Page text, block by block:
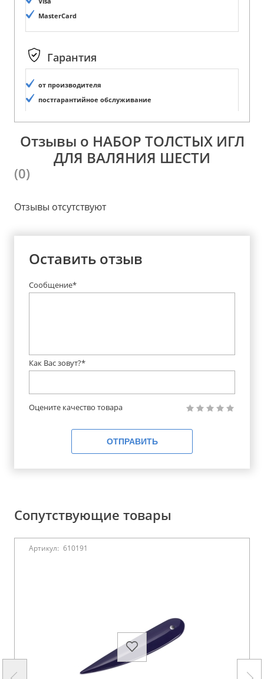
MasterCard
Гарантия
от производителя
постгарантийное обслуживание
Отзывы о НАБОР ТОЛСТЫХ ИГЛ
ДЛЯ ВАЛЯНИЯ ШЕСТИ
(0)
Отзывы отсутствуют
Оставить отзыв
Сообщение*
Как Вас зовут?*
Оцените качество товара
ОТПРАВИТЬ
Сопутствующие товары
Артикул: 610191